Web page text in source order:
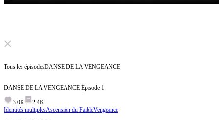
Click to unmute
Tous les épisodesDANSE DE LA VENGEANCE
DANSE DE LA VENGEANCE Épisode 1
3.0K
2.4K
Identités multiplesAscension du FaibleVengeance